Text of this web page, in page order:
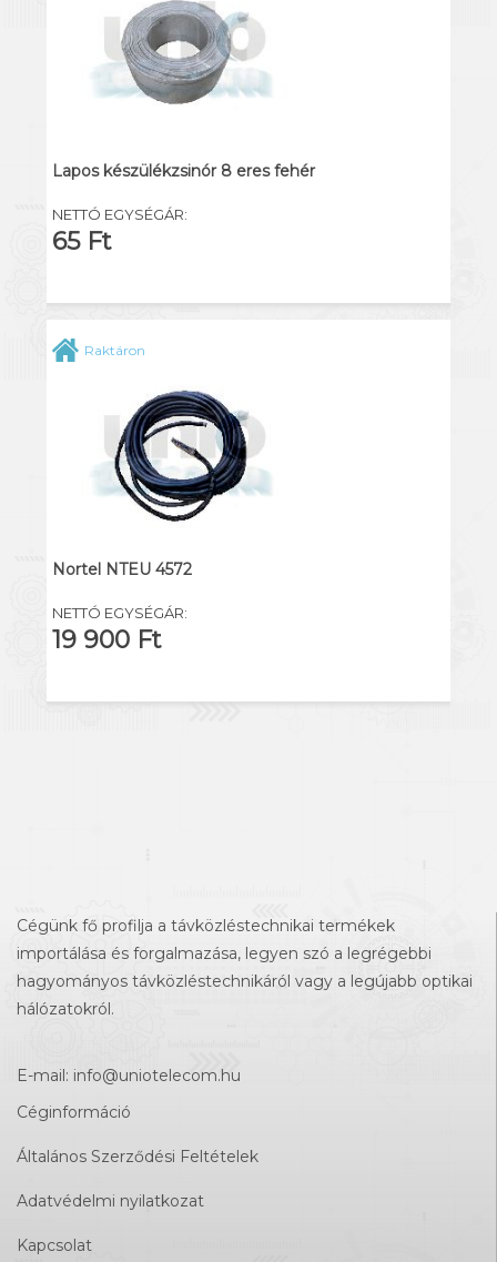
Lapos készülékzsinór 8 eres fehér
NETTÓ EGYSÉGÁR:
65 Ft
Raktáron
Nortel NTEU 4572
NETTÓ EGYSÉGÁR:
19 900 Ft
Cégünk fő profilja a távközléstechnikai termékek
importálása és forgalmazása, legyen szó a legrégebbi
hagyományos távközléstechnikáról vagy a legújabb optikai
hálózatokról.
E-mail: info@uniotelecom.hu
Céginformáció
Általános Szerződési Feltételek
Adatvédelmi nyilatkozat
Kapcsolat